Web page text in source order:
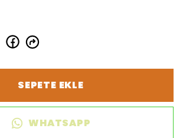
SEPETE EKLE
WHATSAPP